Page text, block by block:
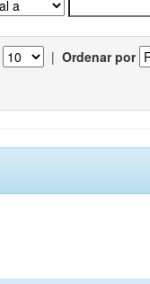
| Ordenar por